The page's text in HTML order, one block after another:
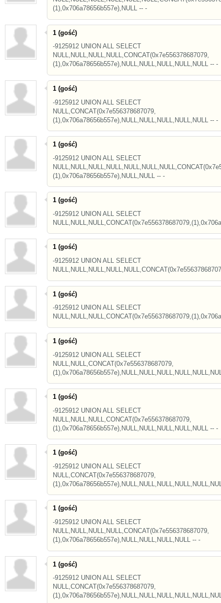
(1),0x706a78656b557e),NULL -- -
1 (gość)
-9125912 UNION ALL SELECT
NULL,NULL,NULL,NULL,CONCAT(0x7e556378687079,
(1),0x706a78656b557e),NULL,NULL,NULL,NULL,NULL -- -
1 (gość)
-9125912 UNION ALL SELECT
NULL,CONCAT(0x7e556378687079,
(1),0x706a78656b557e),NULL,NULL,NULL,NULL,NULL -- -
1 (gość)
-9125912 UNION ALL SELECT
(1),0x706a78656b557e),NULL,NULL -- -
1 (gość)
-9125912 UNION ALL SELECT
1 (gość)
-9125912 UNION ALL SELECT
1 (gość)
-9125912 UNION ALL SELECT
1 (gość)
-9125912 UNION ALL SELECT
NULL,NULL,CONCAT(0x7e556378687079,
1 (gość)
-9125912 UNION ALL SELECT
NULL,NULL,NULL,CONCAT(0x7e556378687079,
(1),0x706a78656b557e),NULL,NULL,NULL,NULL,NULL -- -
1 (gość)
-9125912 UNION ALL SELECT
NULL,CONCAT(0x7e556378687079,
1 (gość)
-9125912 UNION ALL SELECT
NULL,NULL,NULL,NULL,CONCAT(0x7e556378687079,
(1),0x706a78656b557e),NULL,NULL,NULL,NULL -- -
1 (gość)
-9125912 UNION ALL SELECT
NULL,CONCAT(0x7e556378687079,